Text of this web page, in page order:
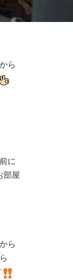
ら
に
部屋
ら